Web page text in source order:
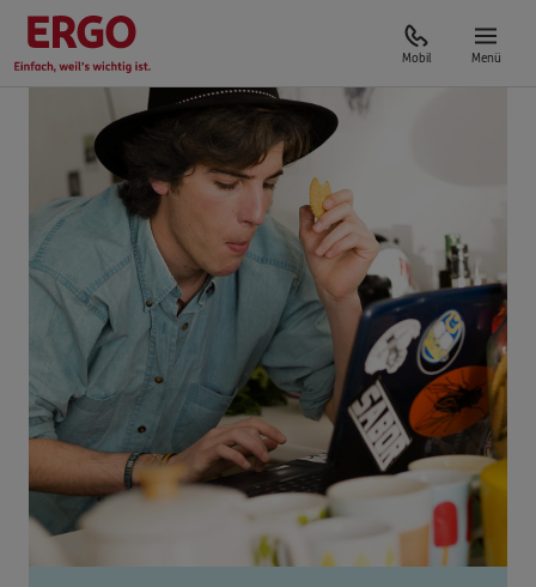
Mobil Menü